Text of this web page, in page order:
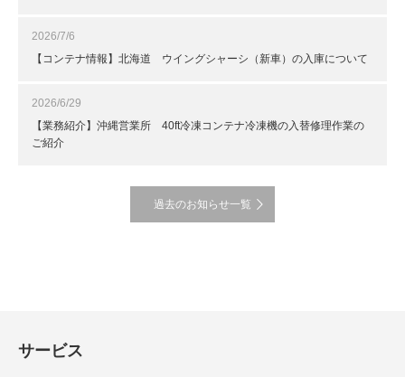
2026/7/6
【コンテナ情報】北海道 ウイングシャーシ（新車）の入庫について
2026/6/29
【業務紹介】沖縄営業所 40ft冷凍コンテナ冷凍機の入替修理作業の
ご紹介
過去のお知らせ一覧
サービス